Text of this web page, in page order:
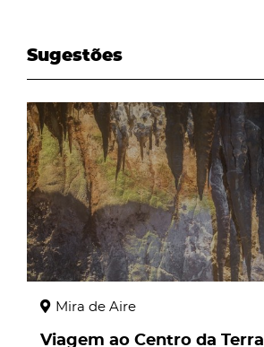
Sugestões
page
Mira de Aire
Viagem ao Centro da Terra